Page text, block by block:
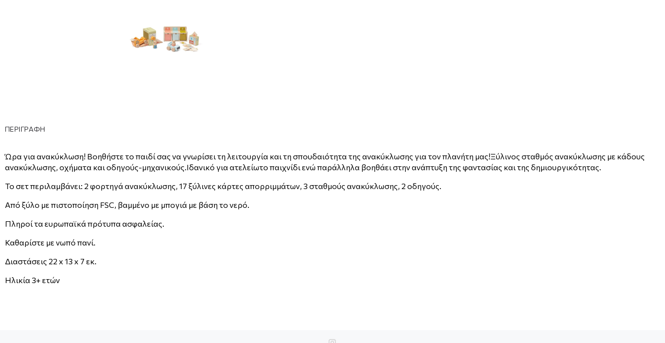
ΠΕΡΙΓΡΑΦΗ
Ώρα για ανακύκλωση! Βοηθήστε το παιδί σας να γνωρίσει τη λειτουργία και τη σπουδαιότητα της ανακύκλωσης για τον πλανήτη μας!Ξύλινος σταθμός ανακύκλωσης με κάδους
ανακύκλωσης, οχήματα και οδηγούς-μηχανικούς.Ιδανικό για ατελείωτο παιχνίδι ενώ παράλληλα βοηθάει στην ανάπτυξη της φαντασίας και της δημιουργικότητας.
Το σετ περιλαμβάνει: 2 φορτηγά ανακύκλωσης, 17 ξύλινες κάρτες απορριμμάτων, 3 σταθμούς ανακύκλωσης, 2 οδηγούς.
Από ξύλο με πιστοποίηση FSC, βαμμένο με μπογιά με βάση το νερό.
Πληροί τα ευρωπαϊκά πρότυπα ασφαλείας.
Καθαρίστε με νωπό πανί.
Διαστάσεις 22 x 13 x 7 εκ.
Ηλικία 3+ ετών